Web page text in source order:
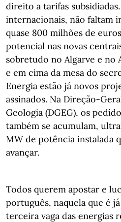
direito a tarifas
internacionais, não faltam
quase 800 milhões de
potencial nas novas
sobretudo no Algarve e no
e em cima da mesa do
Energia estão já novos
assinados. Na Direção-
Geologia (DGEG), os
também se acumulam,
MW de potência instalada
avançar.
Todos querem apostar e
português, naquela que é
terceira vaga das energias